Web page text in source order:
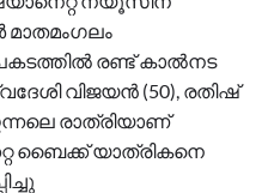
രണ്ട് കാൽനട
വിജയൻ (50), രതിഷ്
രാത്രിയാണ്
ബൈക്ക് യാത്രികനെ